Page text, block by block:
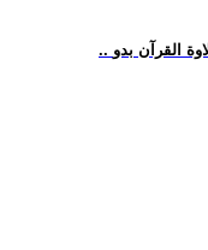
القرآن بدو